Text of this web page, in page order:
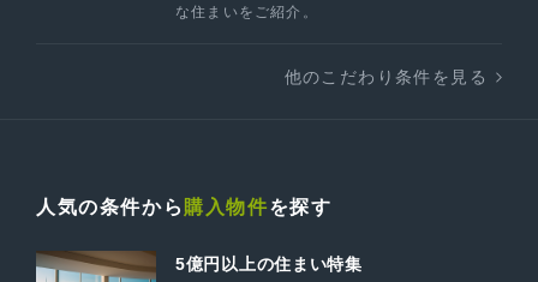
な住まいをご紹介。
他のこだわり条件を見る
人気の条件から 購入物件を探す
5億円以上の住まい特集